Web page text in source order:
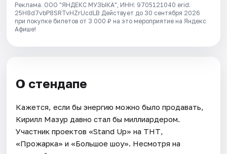
Реклама. ООО "ЯНДЕКС МУЗЫКА", ИНН: 9705121040 erid:
25H8d7vbP8SRTvHZrUcdLB Действует до 30 сентября 2026
при покупке билетов от 3 000 ₽ на это мероприятие на Яндекс
Афише!
О стендапе
Кажется, если бы энергию можно было продавать,
Кирилл Мазур давно стал бы миллиардером.
Участник проектов «Stand Up» на ТНТ,
«Прожарка» и «Большое шоу». Несмотря на